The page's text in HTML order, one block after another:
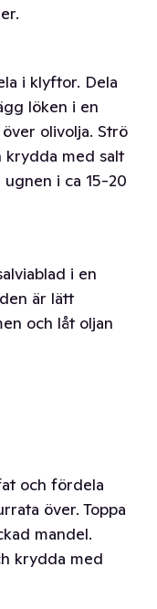
i klyftor. Dela
löken i en
olivolja. Strö
krydda med salt
i ca 15-20
i en
är lätt
och låt oljan
och fördela
över. Toppa
mandel.
krydda med